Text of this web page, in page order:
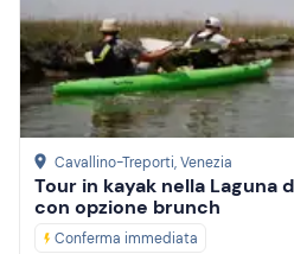
Cavallino-Treporti, Venezia
Tour in kayak nella Laguna
con opzione brunch
Conferma immediata